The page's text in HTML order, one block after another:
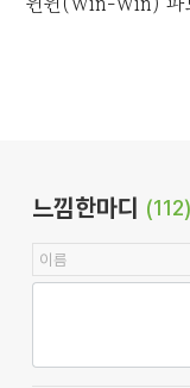
느낌한마디 (112)